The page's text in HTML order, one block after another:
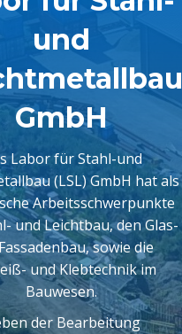
und
GmbH
Labor fürStahl-und
(LSL) GmbH hat als
Arbeitsschwerpunkte
und Leichtbau, den Glas-
sowie die
und Klebtechnik im
Bauwesen.
der Bearbeitung